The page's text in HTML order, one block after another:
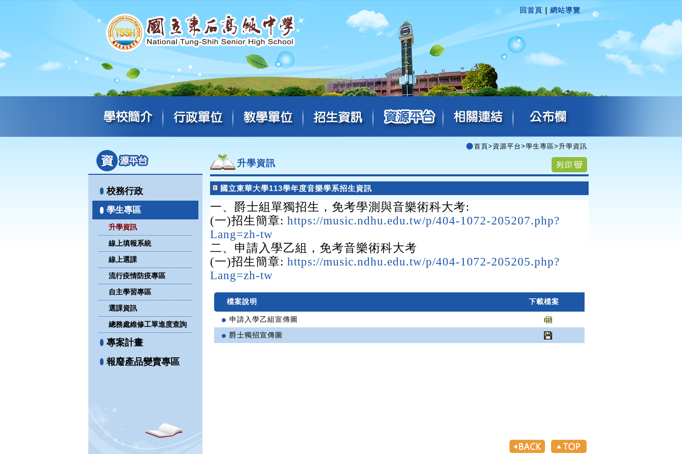
回首頁 網站導覽
校務行政
學生專區
升學資訊
線上填報系統
線上選課
流行疫情防疫專區
自主學習專區
選課資訊
總務處維修工單進度查詢
專案計畫
報廢產品變賣專區
首頁> 資源平台>學生專區>升學資訊
升學資訊
國立東華大學113學年度音樂學系招生資訊
一、爵士組單獨招生，免考學測與音樂術科大考:
(一)招生簡章: https://music.ndhu.edu.tw/p/404-1072-205207.php?
Lang=zh-tw
二、申請入學乙組，免考音樂術科大考
(一)招生簡章: https://music.ndhu.edu.tw/p/404-1072-205205.php?
Lang=zh-tw
檔案說明 下載檔案
申請入學乙組宣傳圖
爵士獨招宣傳圖